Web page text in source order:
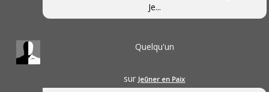
Je...
Quelqu'un
sur Jeûner en Paix